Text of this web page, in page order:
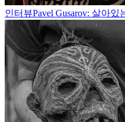
인터뷰Pavel Gusarov: 살아